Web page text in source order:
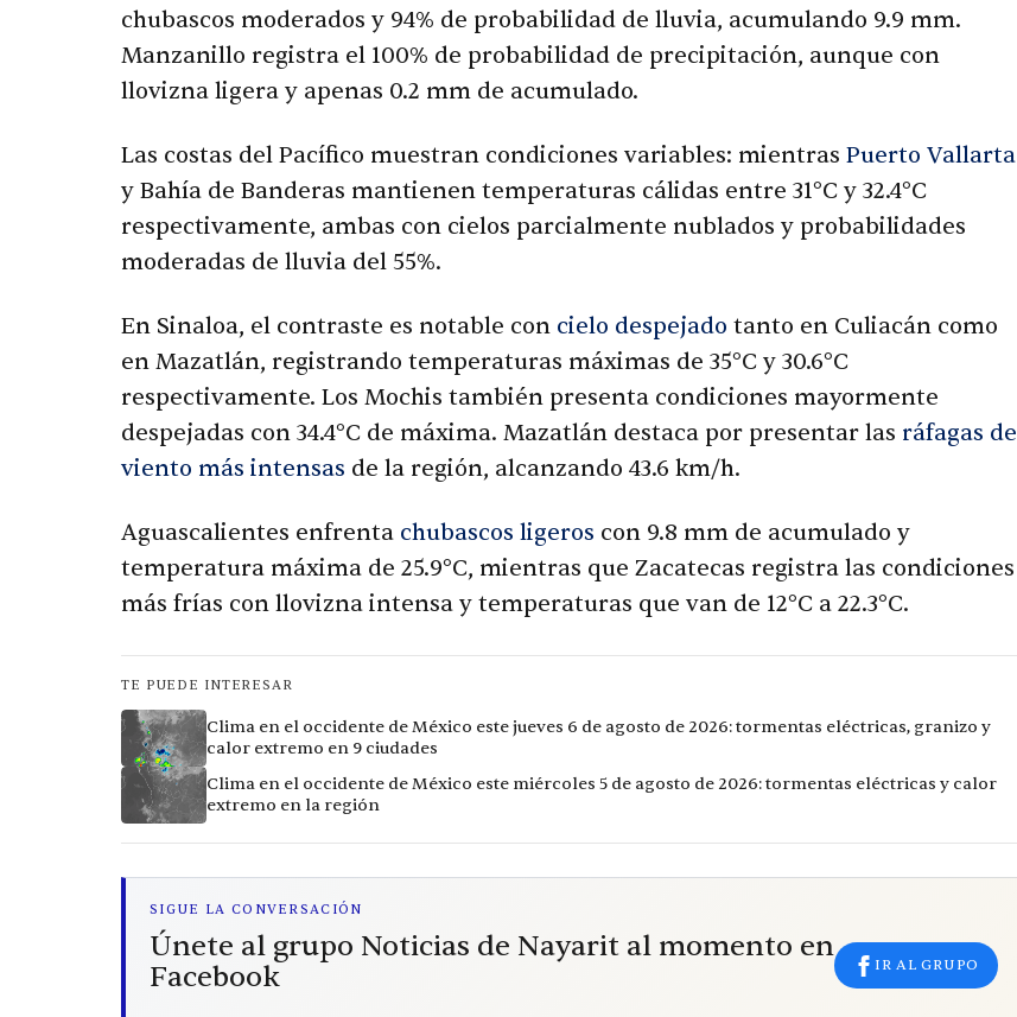
chubascos moderados y 94% de probabilidad de lluvia, acumulando 9.9 mm.
Manzanillo registra el 100% de probabilidad de precipitación, aunque con
llovizna ligera y apenas 0.2 mm de acumulado.
Las costas del Pacífico muestran condiciones variables: mientras Puerto Vallarta
y Bahía de Banderas mantienen temperaturas cálidas entre 31°C y 32.4°C
respectivamente, ambas con cielos parcialmente nublados y probabilidades
moderadas de lluvia del 55%.
En Sinaloa, el contraste es notable con cielo despejado tanto en Culiacán como
en Mazatlán, registrando temperaturas máximas de 35°C y 30.6°C
respectivamente. Los Mochis también presenta condiciones mayormente
despejadas con 34.4°C de máxima. Mazatlán destaca por presentar las ráfagas de
viento más intensas de la región, alcanzando 43.6 km/h.
Aguascalientes enfrenta chubascos ligeros con 9.8 mm de acumulado y
temperatura máxima de 25.9°C, mientras que Zacatecas registra las condiciones
más frías con llovizna intensa y temperaturas que van de 12°C a 22.3°C.
TE PUEDE INTERESAR
Clima en el occidente de México este jueves 6 de agosto de 2026: tormentas eléctricas, granizo y
calor extremo en 9 ciudades
Clima en el occidente de México este miércoles 5 de agosto de 2026: tormentas eléctricas y calor
extremo en la región
SIGUE LA CONVERSACIÓN
Únete al grupo Noticias de Nayarit al momento en
Facebook
IR AL GRUPO